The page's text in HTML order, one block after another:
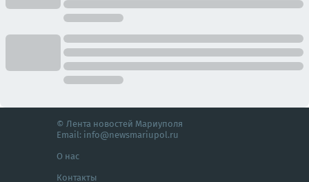
© Лента новостей Мариуполя
Email: info@newsmariupol.ru
О нас
Контакты